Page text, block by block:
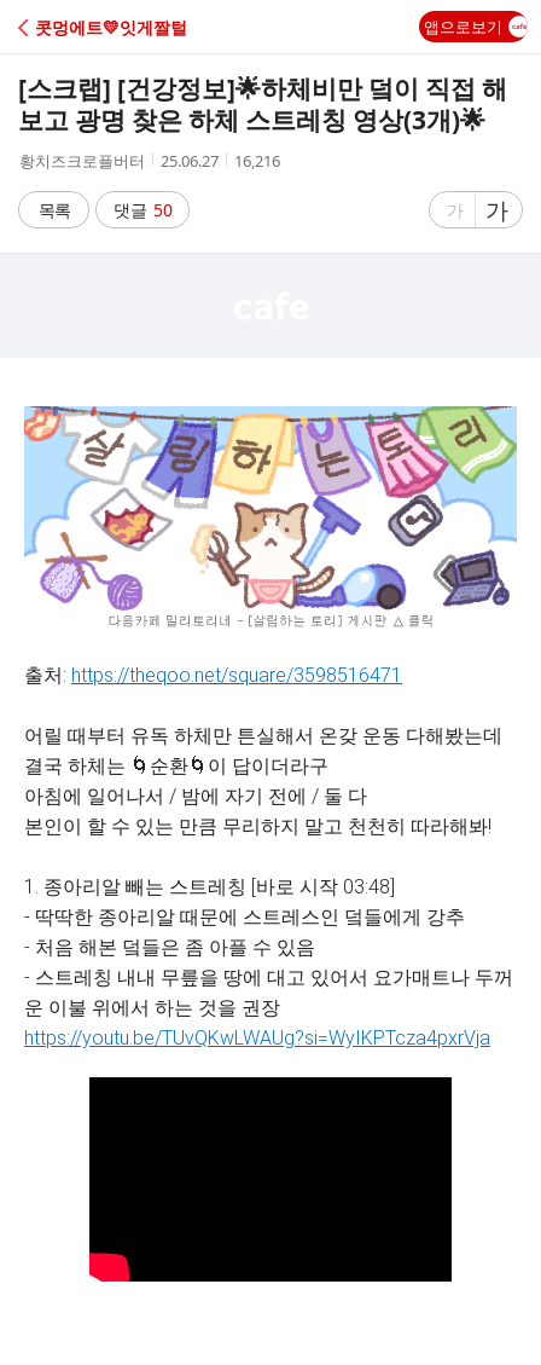
C
A
콧멍에트💛잇게짤털 앱으로보기
[스크랩] [건강정보]🌟하체비만 덬이 직접 해
보고 광명 찾은 하체 스트레칭 영상(3개)🌟
작
자
황치즈크로플버터
작
시
간
25.06.27
조
16,216
목록 댓글 50
글
가
글
자
가
출처: https://theqoo.net/square/3598516471
어릴 때부터 유독 하체만 튼실해서 온갖 운동 다해봤는데
결국 하체는 🌀순환🌀이 답이더라구
아침에 일어나서 / 밤에 자기 전에 / 둘 다
본인이 할 수 있는 만큼 무리하지 말고 천천히 따라해봐!
1. 종아리알 빼는 스트레칭 [바로 시작 03:48]
- 딱딱한 종아리알 때문에 스트레스인 덬들에게 강추
- 처음 해본 덬들은 좀 아플 수 있음
- 스트레칭 내내 무릎을 땅에 대고 있어서 요가매트나 두꺼
운 이불 위에서 하는 것을 권장
https://youtu.be/TUvQKwLWAUg?si=WyIKPTcza4pxrVja